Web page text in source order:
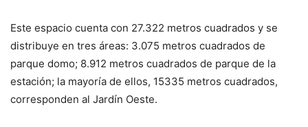
Este espacio cuenta con 27.322 metros cuadrados y se
distribuye en tres áreas: 3.075 metros cuadrados de
parque domo; 8.912 metros cuadrados de parque de la
estación; la mayoría de ellos, 15335 metros cuadrados,
corresponden al Jardín Oeste.